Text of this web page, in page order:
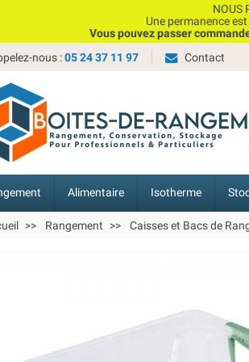
NOUS
Une permanence
Vous pouvez passer
nous :05 24 37 11 97 Contact
Alimentaire Isotherme
Rangement Caisses et Bacs de